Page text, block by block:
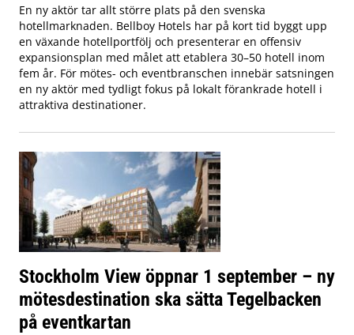
En ny aktör tar allt större plats på den svenska
hotellmarknaden. Bellboy Hotels har på kort tid byggt upp
en växande hotellportfölj och presenterar en offensiv
expansionsplan med målet att etablera 30–50 hotell inom
fem år. För mötes- och eventbranschen innebär satsningen
en ny aktör med tydligt fokus på lokalt förankrade hotell i
attraktiva destinationer.
Stockholm View öppnar 1 september – ny
mötesdestination ska sätta Tegelbacken
på eventkartan